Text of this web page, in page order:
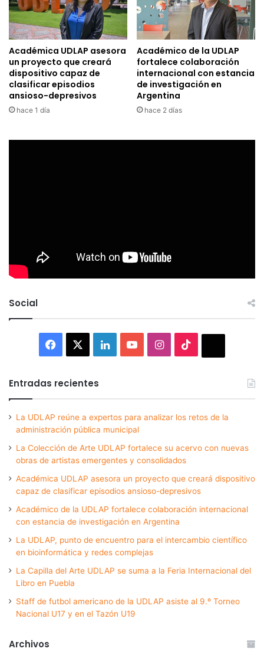
Académica UDLAP asesora
un proyecto que creará
dispositivo capaz de
clasificar episodios
ansioso-depresivos
hace 1 día
Académico de la UDLAP
fortalece colaboración
internacional con estancia
de investigación en
Argentina
hace 2 días
Social
Facebook LinkedInYouTubeInstagram
Entradas recientes
La UDLAP reúne a expertos para analizar los retos de la
administración pública municipal
La Colección de Arte UDLAP fortalece su acervo con nuevas
obras de artistas emergentes y consolidados
Académica UDLAP asesora un proyecto que creará dispositivo
capaz de clasificar episodios ansioso-depresivos
Académico de la UDLAP fortalece colaboración internacional
con estancia de investigación en Argentina
La UDLAP, punto de encuentro para el intercambio científico
en bioinformática y redes complejas
La Capilla del Arte UDLAP se suma a la Feria Internacional del
Libro en Puebla
Staff de futbol americano de la UDLAP asiste al 9.º Torneo
Nacional U17 y en el Tazón U19
Archivos